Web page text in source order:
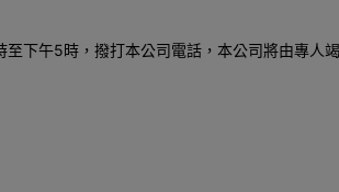
下午5時，撥打本公司電話，本公司將由專人